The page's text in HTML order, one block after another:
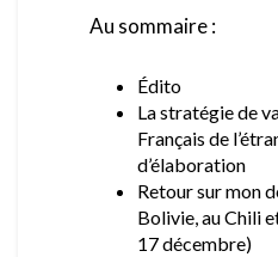
Au sommaire :
Édito
La stratégie de
Français de
d’élaboration
Retour sur mon
Bolivie, au Chili
17 décembre)